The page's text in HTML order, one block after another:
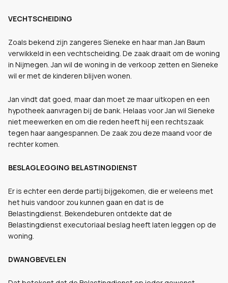
VECHTSCHEIDING
Zoals bekend zijn zangeres Sieneke en haar man Jan Baum
verwikkeld in een vechtscheiding. De zaak draait om de woning
in Nijmegen. Jan wil de woning in de verkoop zetten en Sieneke
wil er met de kinderen blijven wonen.
Jan vindt dat goed, maar dan moet ze maar uitkopen en een
hypotheek aanvragen bij de bank. Helaas voor Jan wil Sieneke
niet meewerken en om die reden heeft hij een rechtszaak
tegen haar aangespannen. De zaak zou deze maand voor de
rechter komen.
BESLAGLEGGING BELASTINGDIENST
Er is echter een derde partij bijgekomen, die er weleens met
het huis vandoor zou kunnen gaan en dat is de
Belastingdienst. Bekendeburen ontdekte dat de
Belastingdienst executoriaal beslag heeft laten leggen op de
woning.
DWANGBEVELEN